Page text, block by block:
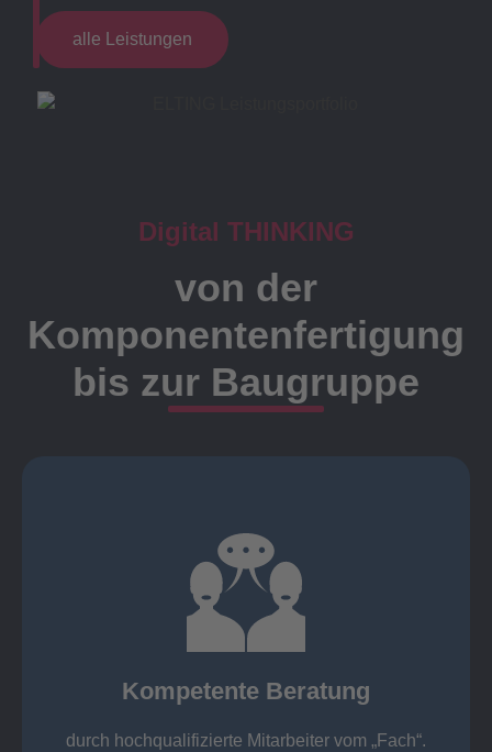
alle Leistungen
Digital THINKING
von der
Komponentenfertigung
bis zur Baugruppe
Kompetente Beratung
durch hochqualifizierte Mitarbeiter vom „Fach“.
Kompetente Beratung durch
„Fach“.
findet die Kundenbetreuung ausschließlich durch
Meister, Techniker oder Ingenieure statt.
Ansprechpartner